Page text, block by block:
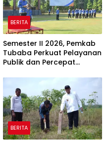
BERITA
Semester II 2026, Pemkab
Tubaba Perkuat Pelayanan
Publik dan Percepat
BERITA